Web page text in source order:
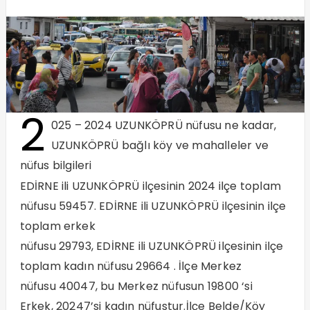
2 025 – 2024 UZUNKÖPRÜ nüfusu ne kadar,
UZUNKÖPRÜ bağlı köy ve mahalleler ve
nüfus bilgileri
EDİRNE ili UZUNKÖPRÜ ilçesinin 2024 ilçe toplam
nüfusu 59457. EDİRNE ili UZUNKÖPRÜ ilçesinin ilçe
toplam erkek
nüfusu 29793, EDİRNE ili UZUNKÖPRÜ ilçesinin ilçe
toplam kadın nüfusu 29664 . İlçe Merkez
nüfusu 40047, bu Merkez nüfusun 19800 ‘si
Erkek, 20247’si kadın nüfustur.İlçe Belde/Köy